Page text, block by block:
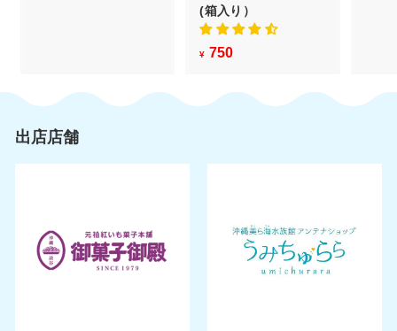
0
(箱入り）
¥ 750
5
出店店舗